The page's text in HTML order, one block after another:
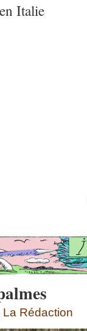
Italie
La Rédaction